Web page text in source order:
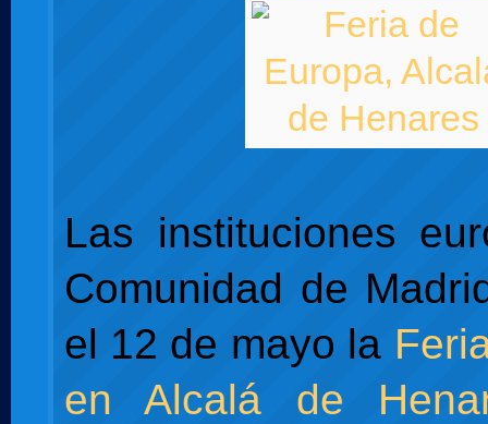
Las instituciones
Comunidad de
el 12 de mayo la
en Alcalá de